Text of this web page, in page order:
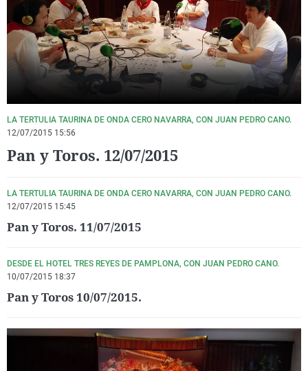
La rosa de los vientos
Gente viajera
Como el perro y el
Caso
Retornados
Equipo de
Operación Viuda
Extremadura
Galicia
La Rioja
Navarra
País Vasco
Virales
Televisión
Elecciones
LA TERTULIA TAURINA DE ONDA CERO NAVARRA, CON JUAN PEDRO CANO.
12/07/2015 15:56
Pan y Toros. 12/07/2015
LA TERTULIA TAURINA DE ONDA CERO NAVARRA, CON JUAN PEDRO CANO.
12/07/2015 15:45
Pan y Toros. 11/07/2015
DESDE EL HOTEL TRES REYES DE PAMPLONA, CON JUAN PEDRO CANO.
10/07/2015 18:37
Pan y Toros 10/07/2015.